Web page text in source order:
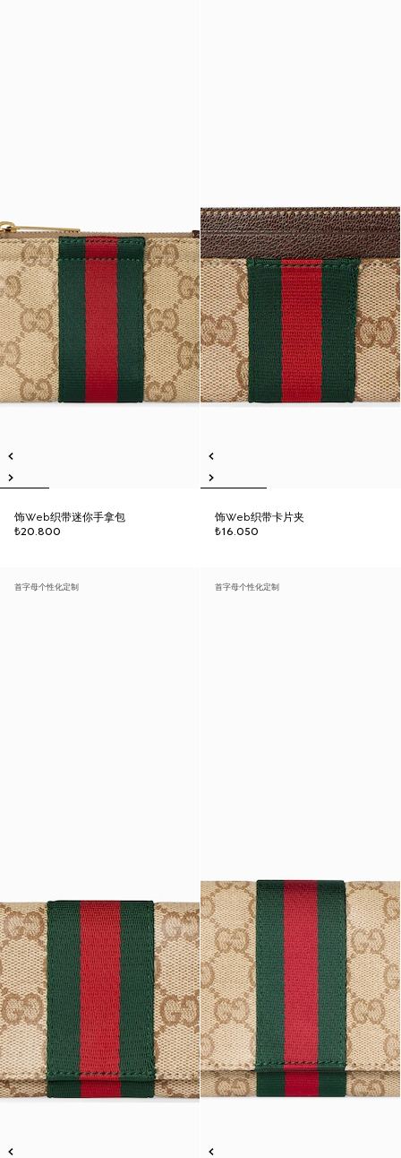
饰Web织带迷你手拿包
₺20.800
饰Web织带卡片夹
₺16.050
首字母个性化定制 首字母个性化定制